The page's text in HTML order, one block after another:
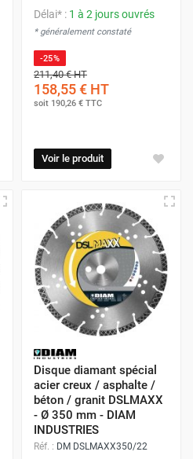
Délai* : 1 à 2 jours ouvrés
* généralement constaté
-25%
211,40 €HT
158,55 € HT
soit 190,26 € TTC
Voir le produit
Disque diamant spécial
acier creux / asphalte /
béton / granit DSLMAXX
- Ø 350 mm - DIAM
INDUSTRIES
Réf. : DM DSLMAXX350/22